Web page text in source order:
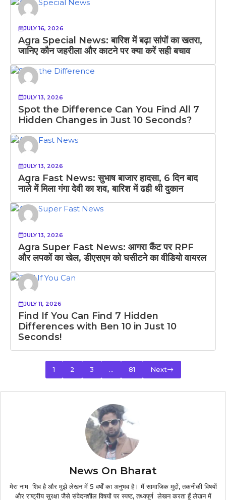
JULY 16, 2026
Agra Special News: बारिश में बढ़ा सांपों का खतरा,
जानिए कौन जहरीला और काटने पर क्या करें सही बचाव
JULY 13, 2026
Spot the Difference Can You Find All 7
Hidden Changes in Just 10 Seconds?
JULY 13, 2026
Agra Fast News: सुभाष बाजार हादसा, 6 दिन बाद
नाले में मिला गंगा देवी का शव, बारिश में ढही थी दुकान
JULY 13, 2026
Agra Super Fast News: आगरा कैंट पर RPF
और लपकों का खेल, डीएसएम को घसीटने का वीडियो वायरल
JULY 11, 2026
Find If You Can Find 7 Hidden
Differences with Ben 10 in Just 10
Seconds!
1 2 3 … 81 Next
News On Bharat
मेरा नाम शिव है और मुझे लेखन में 5 वर्षों का अनुभव है। मैं सामाजिक मुद्दों, तकनीकी विषयों
और राष्ट्रीय सुरक्षा जैसे संवेदनशील विषयों पर स्पष्ट, तथ्यपूर्ण लेखन करता हूँ लेखन में